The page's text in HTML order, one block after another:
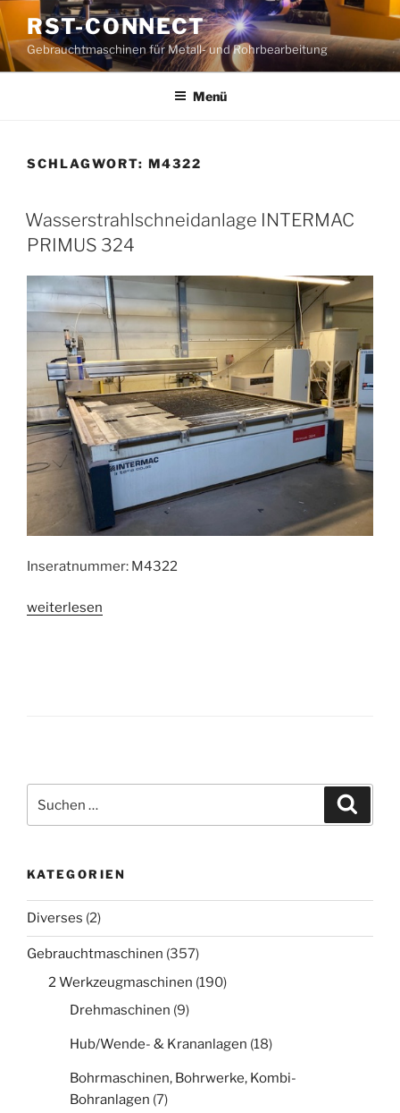
Zum
Inhalt
springen
RST-CONNECT
Gebrauchtmaschinen für Metall- und Rohrbearbeitung
Menü
SCHLAGWORT: M4322
Wasserstrahlschneidanlage INTERMAC
PRIMUS 324
Inseratnummer: M4322
„Wasserstrahlschneidanlage
weiterlesen
nach:
KATEGORIEN
Diverses (2)
Gebrauchtmaschinen (357)
2 Werkzeugmaschinen (190)
Drehmaschinen (9)
Hub/Wende- & Krananlagen (18)
Bohrmaschinen, Bohrwerke, Kombi-
Bohranlagen (7)